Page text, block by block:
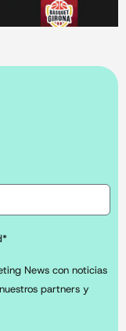
News con noticias
partners y